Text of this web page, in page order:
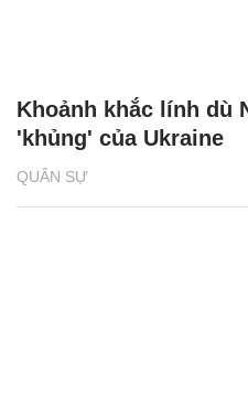
QUÂN SỰ
Khoảnh khắc lính dù
'khủng' của Ukraine